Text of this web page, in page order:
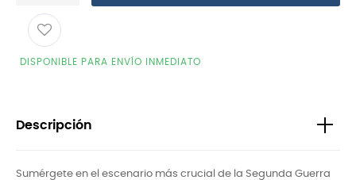
DISPONIBLE PARA ENVÍO INMEDIATO
Descripción
Sumérgete en el escenario más crucial de la Segunda Guerra